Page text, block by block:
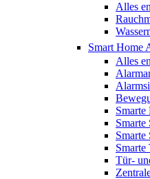
Alles
Smart Home
Alles
Smarte
Smarte
Smarte
Smarte
Tür-